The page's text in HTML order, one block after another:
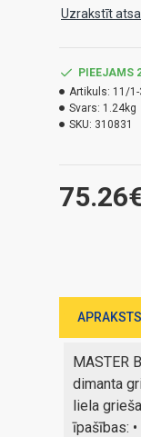
Uzrakstīt
PIEEJAMS
Artikuls: 11/1-
Svars: 1.24kg
SKU: 310831
APRAKSTS
MASTER
dimanta
liela
īpašības: